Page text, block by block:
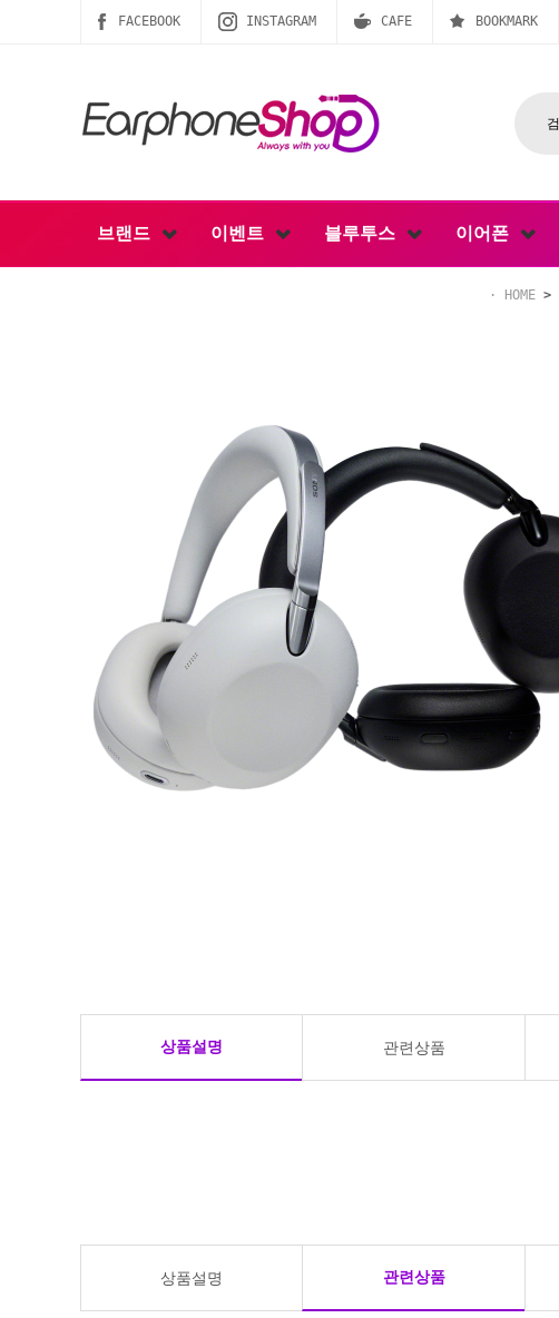
FACEBOOK INSTAGRAM CAFE BOOKMARK
브랜드 이벤트 블루투스 이어폰
HOME >
상품설명 관련상품
상품설명 관련상품